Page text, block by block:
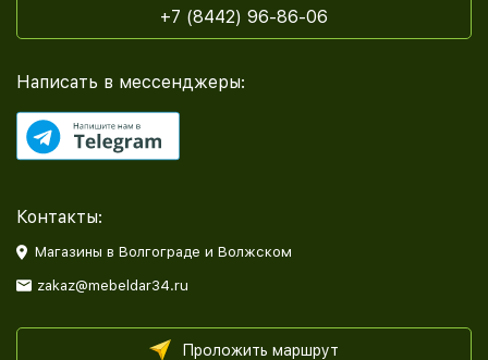
+7 (8442) 96-86-06
Написать в мессенджеры:
Контакты:
Магазины в Волгограде и Волжском
zakaz@mebeldar34.ru
Проложить маршрут